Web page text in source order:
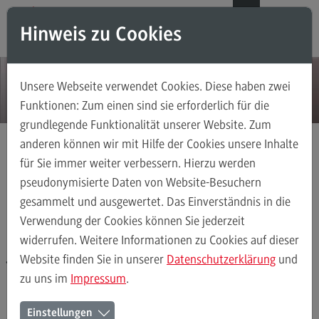
Direkt zum Inhalt
Direkt zum Hauptmenu
Direkt zum Footer
Modul-O-Mat
Masterstudiengänge
Accounting, Controlling, Taxation
Accounting, Controlling, Taxation
Modulangebot
Berufsperspektiven
Kontakt
Advanced Practice in Healthcare
Advanced Practice in Healthcare
Rahmenbedingungen
Aktuelles
Neuigkeiten am DHBW Center
for Advanced Studies
Hinweis zu Cookies
Unsere Webseite verwendet Cookies. Diese haben zwei
Funktionen: Zum einen sind sie erforderlich für die
grundlegende Funktionalität unserer Website. Zum
anderen können wir mit Hilfe der Cookies unsere Inhalte
für Sie immer weiter verbessern. Hierzu werden
pseudonymisierte Daten von Website-Besuchern
gesammelt und ausgewertet. Das Einverständnis in die
Verwendung der Cookies können Sie jederzeit
widerrufen. Weitere Informationen zu Cookies auf dieser
Website finden Sie in unserer Datenschutzerklärung und
zu uns im Impressum.
Einstellungen